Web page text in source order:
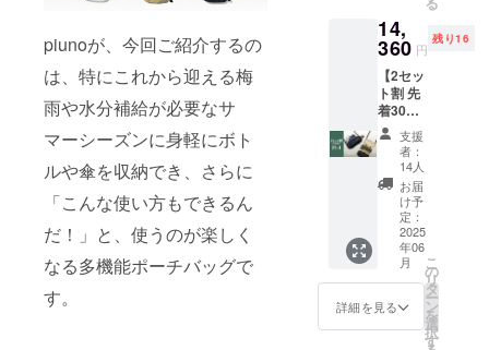
piunoが、今回ご紹介するの
は、特にこれから迎える梅
雨や水分補給が必要なサ
マーシーズンに身軽にボト
ルや傘を収納でき、さらに
「こんな使い方もできるん
だ！」と、使うのが楽しく
なる多機能ポーチバッグで
す。
させていた
だき、多く
の支援者様
のご支援を
通じてすば
らしいご縁
に恵まれ、
皆さまから
のフィード
バッグにも
寄り添い、
日々、製品
の改善、新
（税
込）
→￥8,1
30（税
込、送
料込）
1,440円
お得！
※デザイ
ン・仕
様は変
更にな
る可能
性もご
ざいま
す。ご
了承く
14,
360 円
残り16
【2セッ
ト割 先
着30名
25%OF
F】 完
成した
「BOTT
IN」2つ
をお届
けしま
す。 ・
カラー
選択が
可能で
す。 一
般販売
支援
者：
14人
お届
け予
定：
2025
年06
月
詳細を見る
こ
の
リ
タ
ー
ン
を
選
択
す